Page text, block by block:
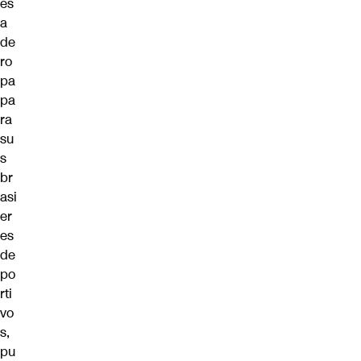
a
de
ro
pa
pa
ra
su
s
br
asi
er
es
de
po
rti
vo
s,
pu